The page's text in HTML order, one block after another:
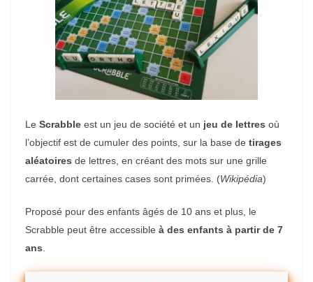
Le Scrabble est un jeu de société et un jeu de lettres où
l’objectif est de cumuler des points, sur la base de tirages
aléatoires de lettres, en créant des mots sur une grille
carrée, dont certaines cases sont primées. (Wikipédia)
Proposé pour des enfants âgés de 10 ans et plus, le
Scrabble peut être accessible à des enfants à partir de 7
ans.